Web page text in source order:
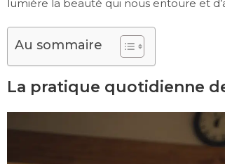
lumière la beauté qui nous entoure et
Au sommaire
La pratique quotidienne